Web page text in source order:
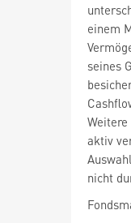
einem
seines
aktiv
nicht